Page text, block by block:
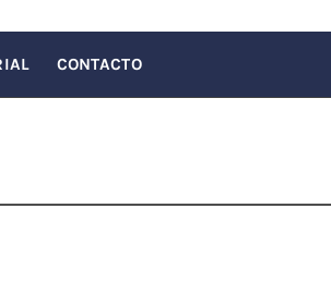
CONTACTO